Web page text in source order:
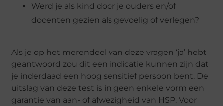
Werd je als kind door je ouders en/of
docenten gezien als gevoelig of verlegen?
Als je op het merendeel van deze vragen ‘ja’ hebt
geantwoord zou dit een indicatie kunnen zijn dat
je inderdaad een hoog sensitief persoon bent. De
uitslag van deze test is in geen enkele vorm een
garantie van aan- of afwezigheid van HSP. Voor